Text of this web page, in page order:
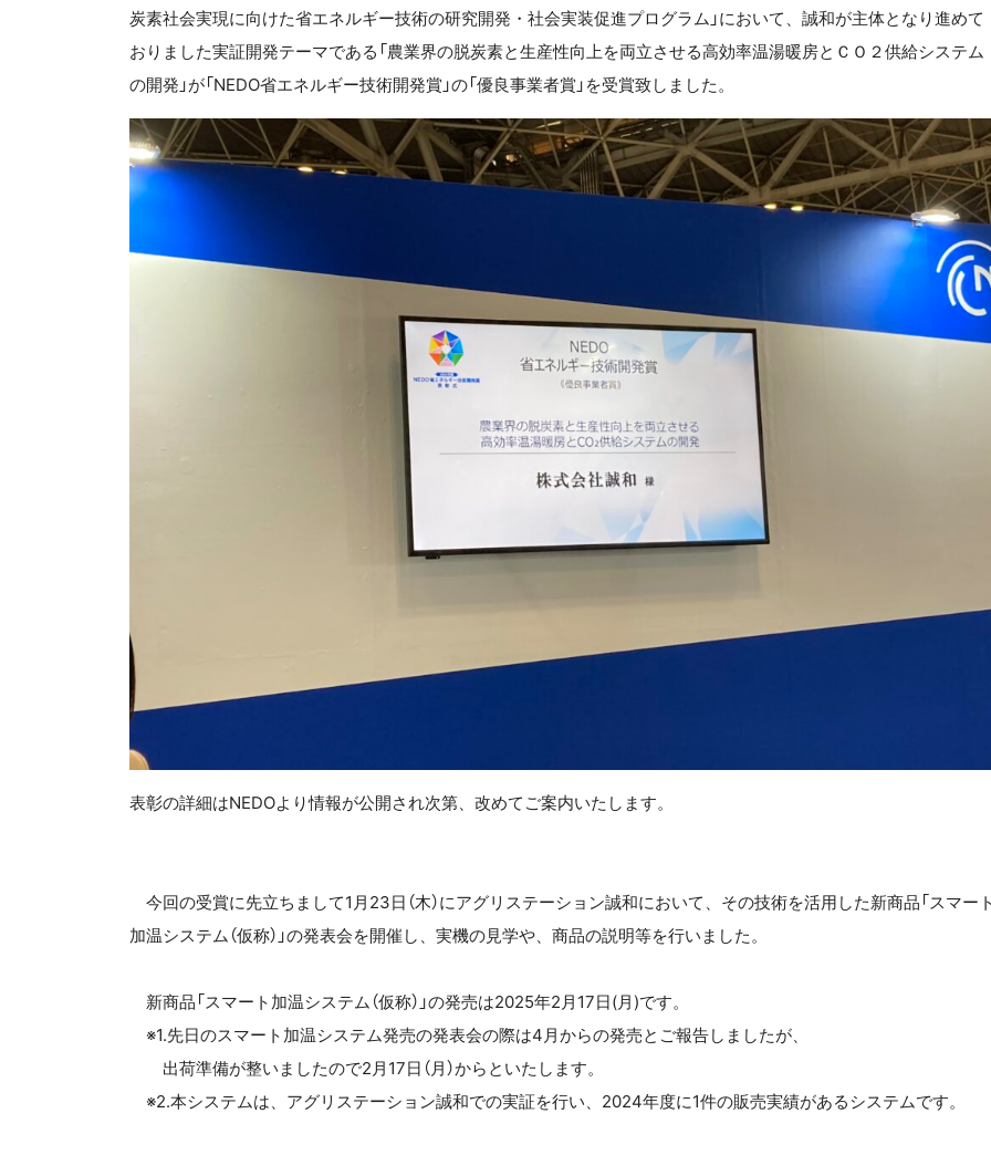
炭素社会実現に向けた省エネルギー技術の研究開発・社会実装促進プログラム」において、誠和が主体となり進めて
おりました実証開発テーマである「農業界の脱炭素と生産性向上を両立させる高効率温湯暖房とＣＯ ２供給システム
の開発」が「NEDO省エネルギー技術開発賞」の「優良事業者賞」を受賞致しました。
表彰の詳細はNEDOより情報が公開され次第、改めてご案内いたします。
今回の受賞に先立ちまして1月23日（木）にアグリステーション誠和において、その技術を活用した新商品「スマー
加温システム（仮称）」の発表会を開催し、実機の見学や、商品の説明等を行いました。
新商品「スマート加温システム（仮称）」の発売は2025年2月17日(月)です。
※1.先日のスマート加温システム発売の発表会の際は4月からの発売とご報告しましたが、
出荷準備が整いましたので2月17日（月）からといたします。
※2.本システムは、アグリステーション誠和での実証を行い、2024年度に1件の販売実績があるシステムです。